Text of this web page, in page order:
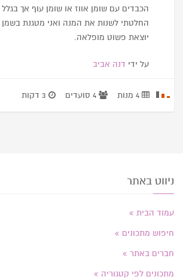
הכבדים עם שומן אווז או שומן עוף אך בגלל
החלטתי לשנות את המנה ואני מטגנת בשמן
יוצאת פשוט מופלאה.
על ידי דנה אביב
ניווט באתר
עמוד הבית
חיפוש מתכונים
חברים באתר
מתכונים לפי קטגוריה